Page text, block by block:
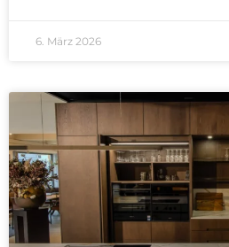
6. März 2026